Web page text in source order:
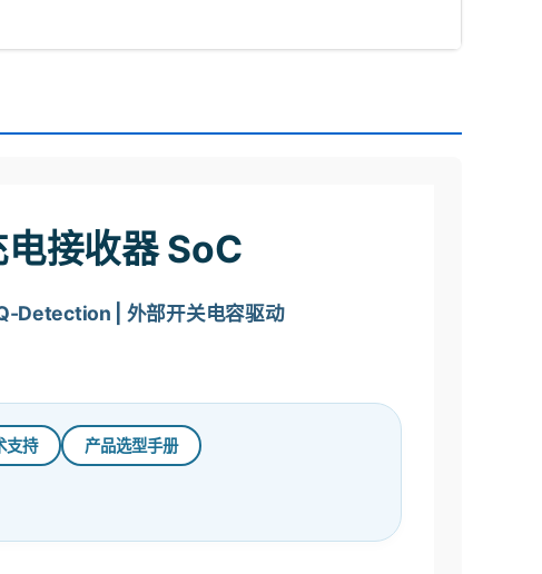
接收器 SoC
Detection | 外部开关电容驱动
支持 产品选型手册